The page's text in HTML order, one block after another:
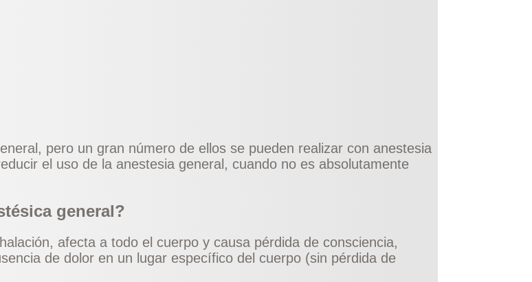
pero un gran número de ellos se pueden realizar con anestesia
el uso de la anestesia general, cuando no es absolutamente
general?
afecta a todo el cuerpo y causa pérdida de consciencia,
de dolor en un lugar específico del cuerpo (sin pérdida de